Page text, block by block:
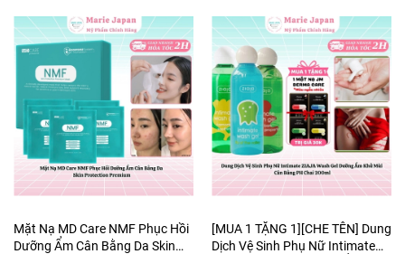
Mặt Nạ MD Care NMF Phục Hồi
Dưỡng Ẩm Cân Bằng Da Skin
[MUA 1 TẶNG 1][CHE TÊN] Dung
Dịch Vệ Sinh Phụ Nữ Intimate